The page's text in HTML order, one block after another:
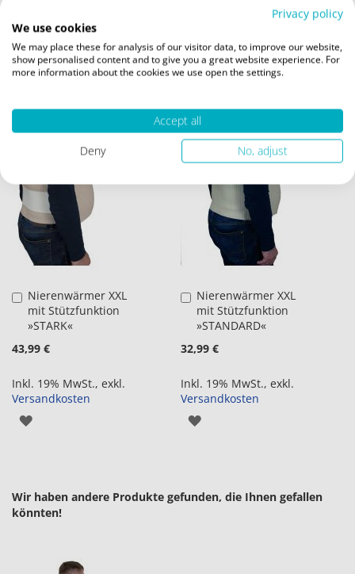
DOPPELPACK
34,99 €
Inkl. 19% MwSt.,exkl.
WUNSCHLISTE
»EXTRA STARK»
Inkl. 19% MwSt., exkl.
Versandkosten
HINZUFÜGEN
Nierenwärmer XXL
mit Stützfunktion
»STARK«
43,99 €
Inkl. 19% MwSt., exkl.
Versandkosten
in
den
Warenkorb
ZUR
Nierenwärmer XXL
mit Stützfunktion
»STANDARD«
32,99 €
Inkl. 19% MwSt.,exkl.
Versandkosten
in
den
Warenkorb
ZUR
Wir haben andere Produkte gefunden, die Ihnen gefallen
könnten!
Privacy policy
We use cookies
We may place these for analysis of our visitor data, to improve our website,
show personalised content and to give you a great website experience. For
more information about the cookies we use open the settings.
Accept all
Deny
No, adjust